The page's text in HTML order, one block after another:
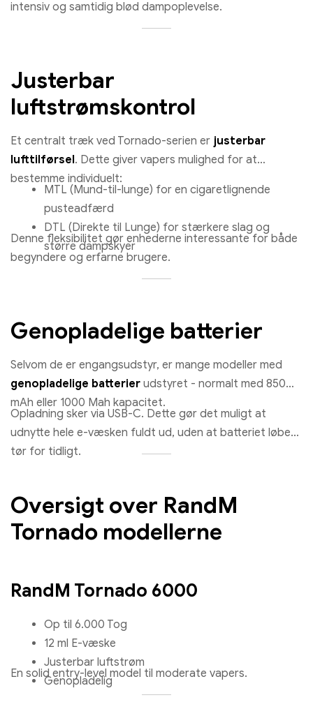
intensiv og samtidig blød dampoplevelse.
Justerbar
luftstrømskontrol
Et centralt træk ved Tornado-serien er justerbar
lufttilførsel. Dette giver vapers mulighed for at
bestemme individuelt:
MTL (Mund-til-lunge) for en cigaretlignende
pusteadfærd
DTL (Direkte til Lunge) for stærkere slag og
større dampskyer
Denne fleksibilitet gør enhederne interessante for både
begyndere og erfarne brugere.
Genopladelige batterier
Selvom de er engangsudstyr, er mange modeller med
genopladelige batterier udstyret - normalt med 850
mAh eller 1000 Mah kapacitet.
Opladning sker via USB-C. Dette gør det muligt at
udnytte hele e-væsken fuldt ud, uden at batteriet løber
tør for tidligt.
Oversigt over RandM
Tornado modellerne
RandM Tornado 6000
Op til 6.000 Tog
12 ml E-væske
Justerbar luftstrøm
Genopladelig
En solid entry-level model til moderate vapers.